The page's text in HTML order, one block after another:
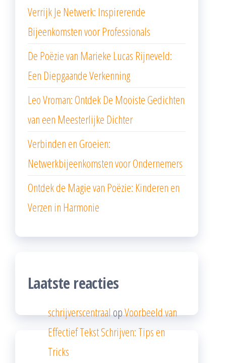
Verrijk Je Netwerk: Inspirerende
Bijeenkomsten voor Professionals
De Poëzie van Marieke Lucas Rijneveld:
Een Diepgaande Verkenning
Leo Vroman: Ontdek De Mooiste Gedichten
van een Meesterlijke Dichter
Verbinden en Groeien:
Netwerkbijeenkomsten voor Ondernemers
Ontdek de Magie van Poëzie: Kinderen en
Verzen in Harmonie
Laatste reacties
schrijverscentraalopVoorbeeld van
Effectief Tekst Schrijven: Tips en
Tricks